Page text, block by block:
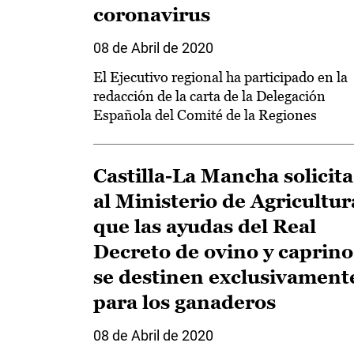
coronavirus
08 de Abril de 2020
El Ejecutivo regional ha participado en la
redacción de la carta de la Delegación
Española del Comité de la Regiones
Castilla-La Mancha solicita
al Ministerio de
que las ayudas del Real
Decreto de ovino y caprino
se destinen
para los ganaderos
08 de Abril de 2020